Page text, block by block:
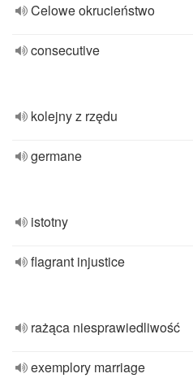
Celowe okrucieństwo
consecutive
kolejny z rzędu
germane
istotny
flagrant injustice
rażąca niesprawiedliwość
exemplory marriage